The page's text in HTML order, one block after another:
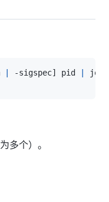
-sigspec] pid
多个）。